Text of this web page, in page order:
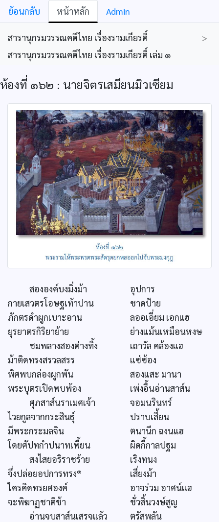
ย้อนกลับ หน้าหลัก Admin
สารานุกรมวรรณคดีไทย เรื่องรามเกียรติ์
>
สารานุกรมวรรณคดีไทย เรื่องรามเกียรติ์ เล่ม ๑
ห้องที่ ๑๖๒ : นายจิตรเสมียนมิวเซียม
สององค์บงมิ่งม้า
อุปการ
กายเสวตรโอษฐเท้าปาน
ชาดป้าย
ภักตรดำผูกเบาะอาน
ลออเอี่ยม เอกแฮ
ยุรยาตรกิริยาย้าย
ย่างแม้นเหมือนหงษ
ชมพลางสองต่างทิ้ง
เถาวัล คล้องแฮ
ม้าติดทรงสรวลสรร
แซ่ซ้อง
พิศพบกล่องผูกพัน
สองแสะ มานา
พระบุตรเปิดพบพ้อง
เพ่งอื้นอ่านสาส์น
ศุภสาส์นราเมศเจ้า
จอมนรินทร์
ไวยกูลจากกระสินธุ์
ปราบเสี้ยน
มีพระกระมลจิน
ตนานึก ฉงนแฮ
โดยศัปทกำปนาทเพี้ยน
ผิดกี้กาลปฐม
สงไสยอริราชร้าย
เริงทนง
จึ่งปล่อยอปการทรง๑
เสี่ยงม้า
ใครคิดทรยศองค์
อาจร่วม อาศน์แฮ
จะพิฆาฏชาติช้า
ชั่วสิ้นวงษ์สูญ
อ่านจบสาส์นเสรจแล้ว
ตรัสพลัน